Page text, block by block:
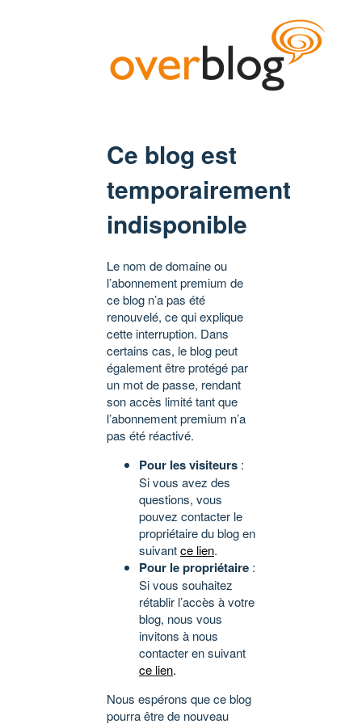
Ce blog est
temporairement
indisponible
Le nom de domaine ou
l’abonnement premium de
ce blog n’a pas été
renouvelé, ce qui explique
cette interruption. Dans
certains cas, le blog peut
également être protégé par
un mot de passe, rendant
son accès limité tant que
l’abonnement premium n’a
pas été réactivé.
Pour les visiteurs :
Si vous avez des
questions, vous
pouvez contacter le
propriétaire du blog en
suivantce lien.
Pour le propriétaire :
Si vous souhaitez
rétablir l’accès à votre
blog, nous vous
invitons à nous
contacter en suivant
ce lien.
Nous espérons que ce blog
pourra être de nouveau